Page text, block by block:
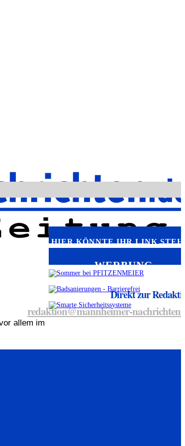
Direkt zur
redaktion@mannheimer-
allem im
HIER KÖNNTE IHR LINK
WERBUNG